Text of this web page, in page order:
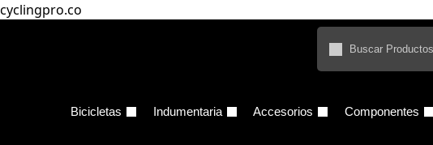
cyclingpro.co
Bicicletas Indumentaria Accesorios Componentes